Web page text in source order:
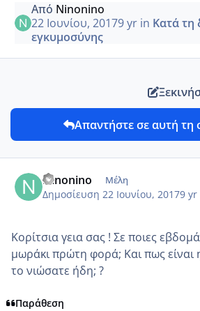
Από Ninonino
22 Ιουνίου, 20179 yrin Κατά τη
εγκυμοσύνης
Απαντήστε σε αυτή τη
Ninonino Μέλη
Δημοσίευση 22 Ιουνίου, 20179 yr
Κορίτσια γεια σας ! Σε ποιες
μωράκι πρώτη φορά; Και πως είναι
το νιώσατε ήδη; ?
Παράθεση